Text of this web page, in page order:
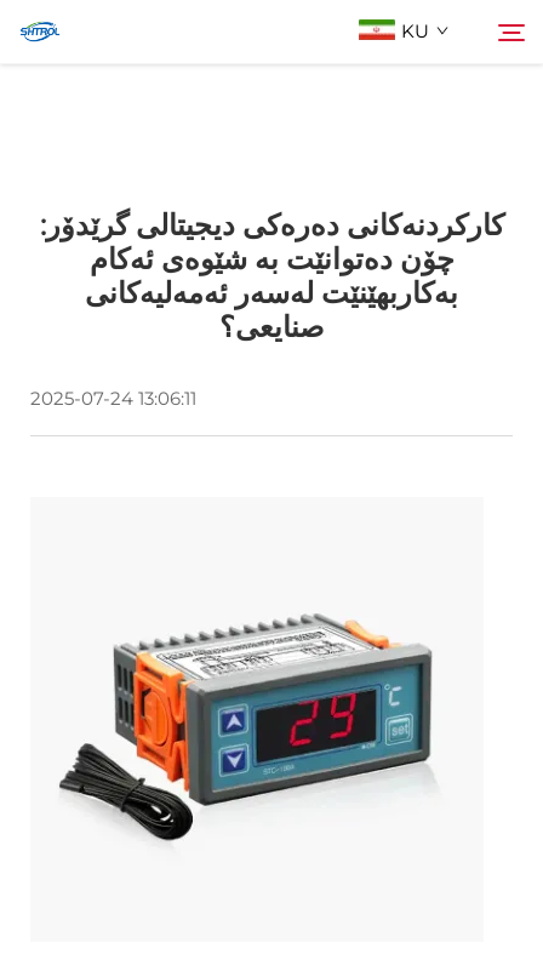
KU
Cihêrên
Li Ser Nivîsain
کارکردنەکانی دەرەکی دیجیتالی گرێدۆر:
چۆن دەتوانێت بە شێوەی ئەکام
بەکاربهێنێت لەسەر ئەمەلیەکانی
صنایعی؟
2025-07-24 13:06:11